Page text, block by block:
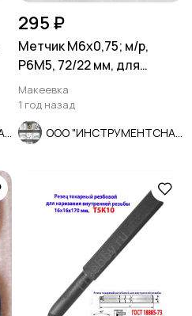
295 ₽
Метчик М6х0,75; м/р,
Р6М5, 72/22 мм, для
глухих отв, мелкий шаг,
шлифо
Макеевка
1 год назад